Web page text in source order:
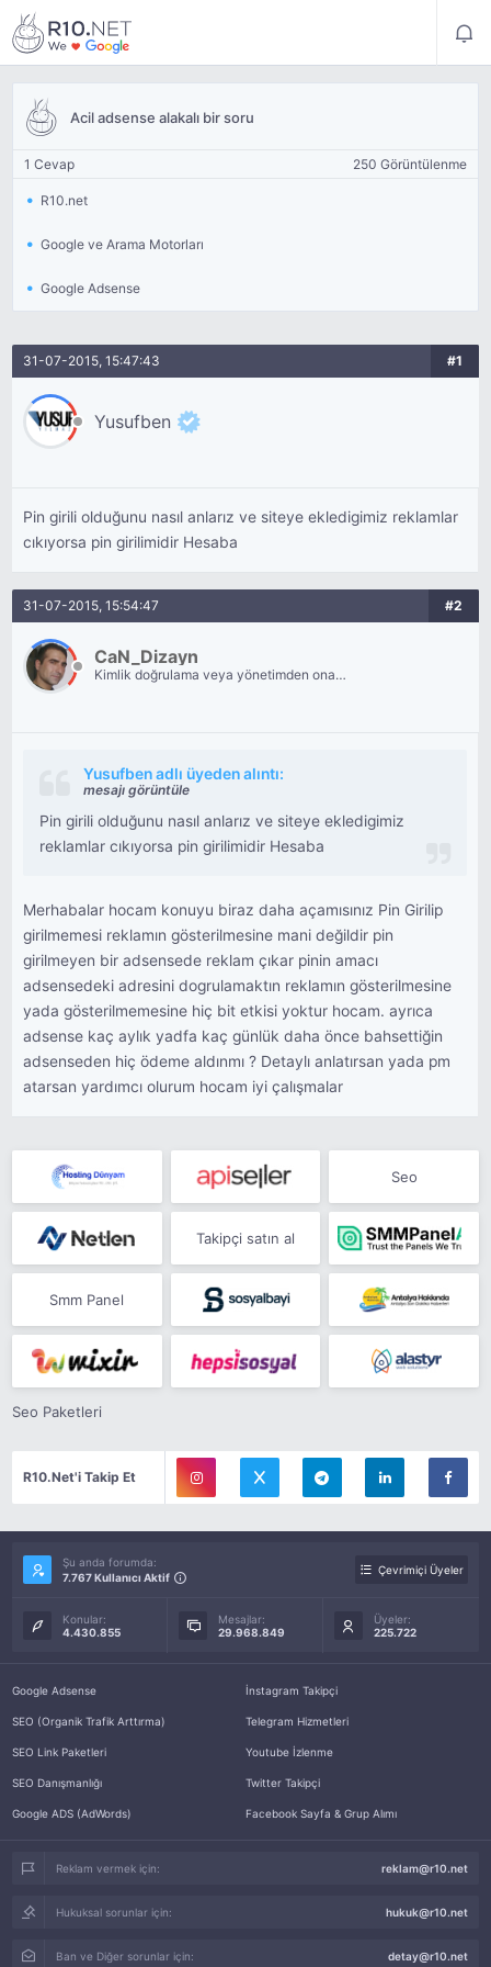
Acil adsense alakalı bir soru
1 Cevap 250 Görüntülenme
R10.net
Google ve Arama Motorları
Google Adsense
31-07-2015, 15:47:43 #1
Yusufben
Pin girili olduğunu nasıl anlarız ve siteye ekledigimiz reklamlar
cıkıyorsa pin girilimidir Hesaba
31-07-2015, 15:54:47 #2
CaN_Dizayn
Kimlik doğrulama veya yönetimden onay
Yusufben adlı üyeden alıntı:
mesajı görüntüle
Pin girili olduğunu nasıl anlarız ve siteye ekledigimiz
reklamlar cıkıyorsa pin girilimidir Hesaba
Merhabalar hocam konuyu biraz daha açamısınız Pin Girilip
girilmemesi reklamın gösterilmesine mani değildir pin
girilmeyen bir adsensede reklam çıkar pinin amacı
adsensedeki adresini dogrulamaktın reklamın gösterilmesine
yada gösterilmemesine hiç bit etkisi yoktur hocam. ayrıca
adsense kaç aylık yadfa kaç günlük daha önce bahsettiğin
adsenseden hiç ödeme aldınmı ? Detaylı anlatırsan yada pm
atarsan yardımcı olurum hocam iyi çalışmalar
Seo
Takipçi satın al
Smm Panel
Seo Paketleri
R10.Net'i Takip Et
Şu anda forumda:
7.767 Kullanıcı Aktif
Çevrimiçi Üyeler
Konular:
4.430.855
Mesajlar:
29.968.849
Üyeler:
225.722
Google Adsense
SEO (Organik Trafik Arttırma)
SEO Link Paketleri
SEO Danışmanlığı
Google ADS (AdWords)
İnstagram Takipçi
Telegram Hizmetleri
Youtube İzlenme
Twitter Takipçi
Facebook Sayfa & Grup Alımı
Reklam vermek için: reklam@r10.net
Hukuksal sorunlar için: hukuk@r10.net
Ban ve Diğer sorunlar için: detay@r10.net